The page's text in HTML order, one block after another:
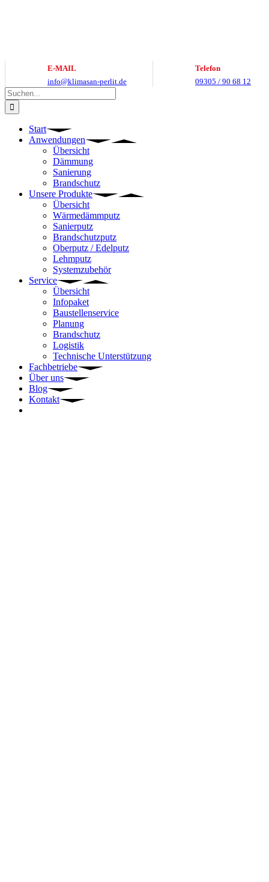
E-MAIL
info@klimasan-perlit.de
Telefon
09305 / 90 68 12
Suche
nach:
Start
Anwendungen
Übersicht
Dämmung
Sanierung
Brandschutz
Unsere Produkte
Übersicht
Wärmedämmputz
Sanierputz
Brandschutzputz
Oberputz / Edelputz
Lehmputz
Systemzubehör
Service
Übersicht
Infopaket
Baustellenservice
Planung
Brandschutz
Logistik
Technische Unterstützung
Fachbetriebe
Über uns
Blog
Kontakt